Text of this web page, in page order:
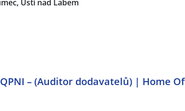
Ústí nad Labem
– (Auditor dodavatelů) | Home